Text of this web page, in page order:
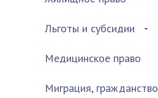
Льготы и субсидии
Медицинское право
Миграция, гражданство